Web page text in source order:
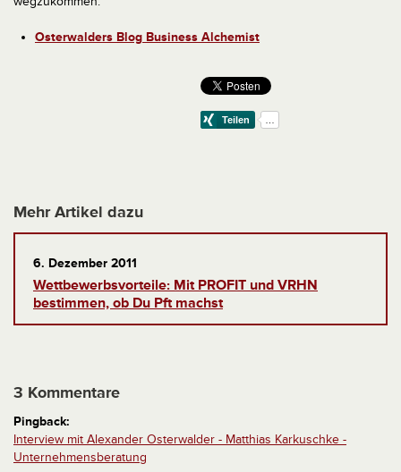
Osterwalders Blog Business Alchemist
Mehr Artikel dazu
6. Dezember 2011
Wettbewerbsvorteile: Mit PROFIT und VRHN
bestimmen, ob Du Pft machst
3 Kommentare
Pingback:
Interview mit Alexander Osterwalder - Matthias Karkuschke -
Unternehmensberatung